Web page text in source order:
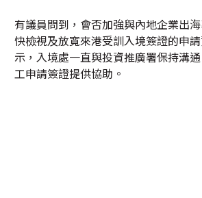
有議員問到，會否加強與內地企業出
快檢視及放寬來港受訓入境簽證的申
示，入境處一直與投資推廣署保持溝
工申請簽證提供協助。